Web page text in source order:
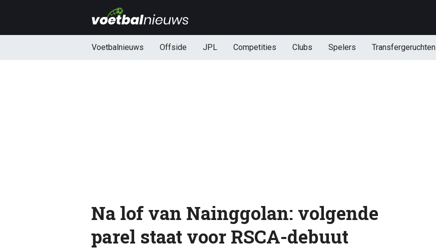
Voetbalnieuws Offside JPL Competities Clubs Spelers Transfergeruchten
Na lof van Nainggolan: volgende
parel staat voor RSCA-debuut